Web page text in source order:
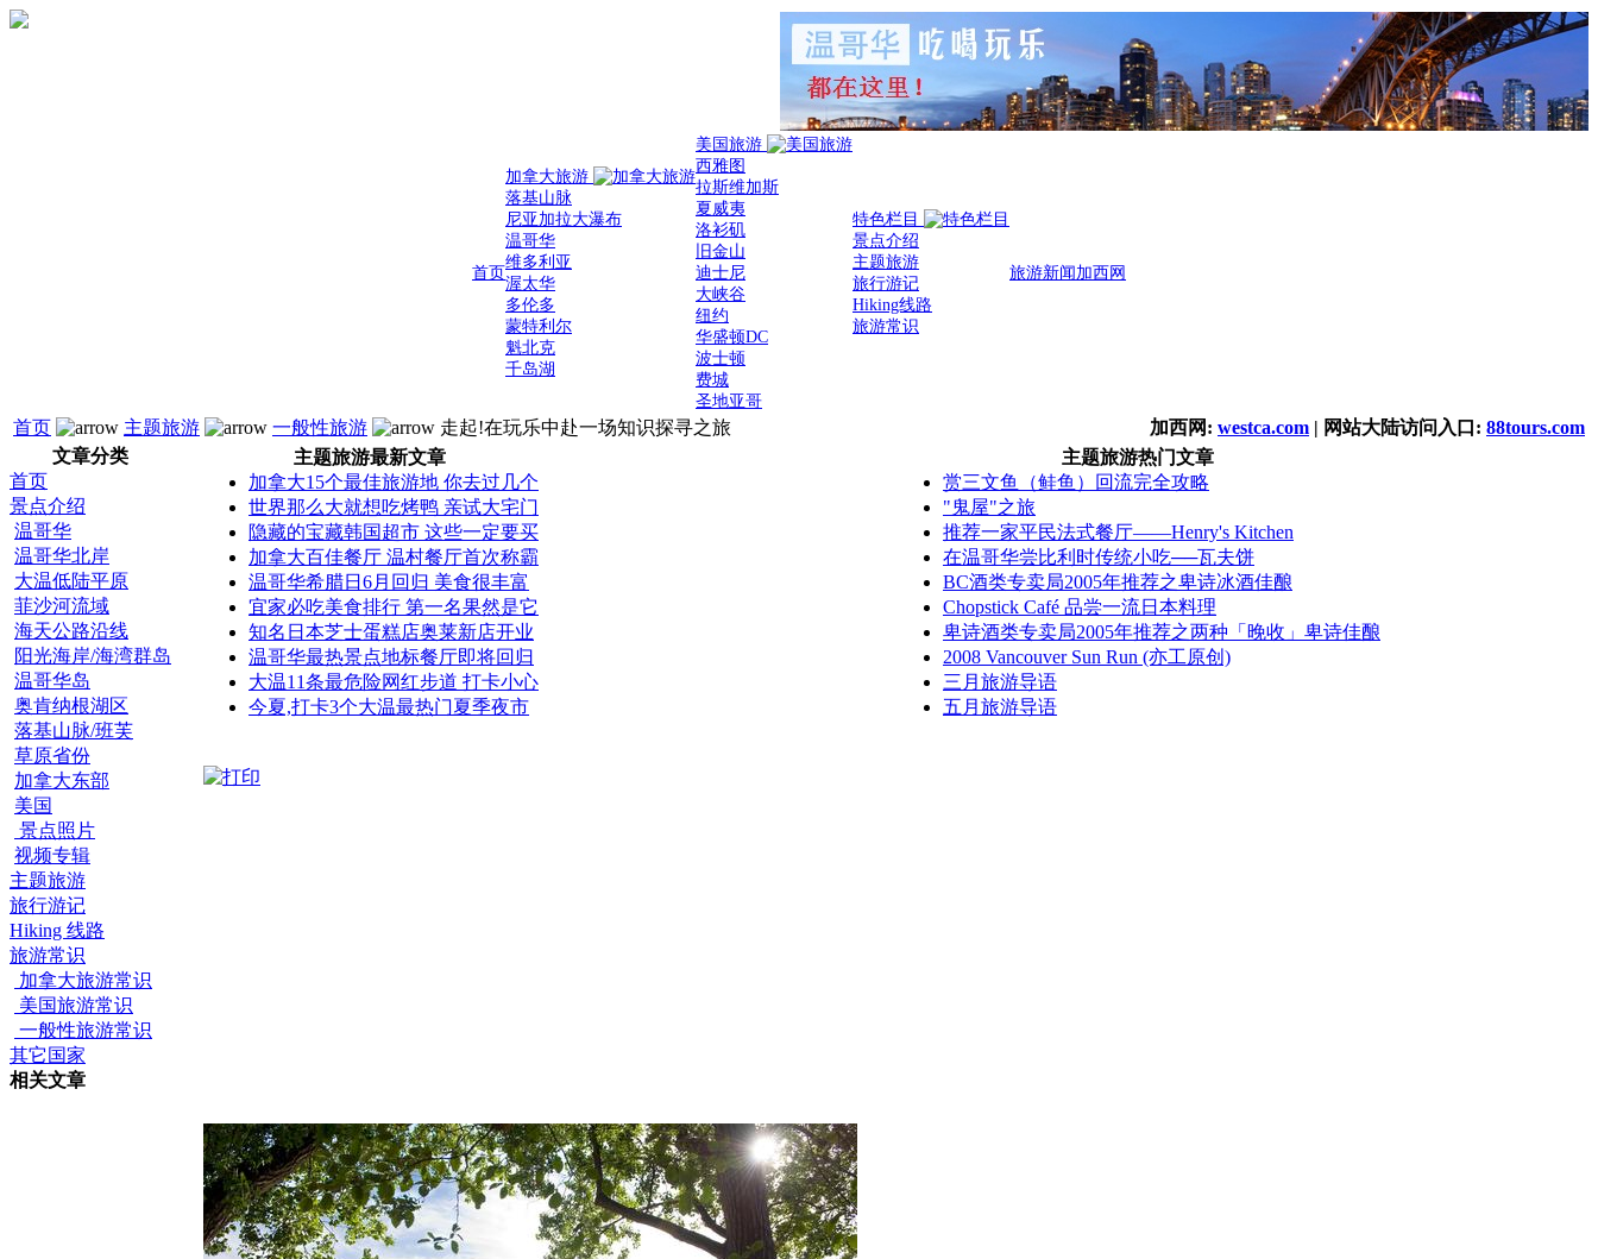
首页
加拿大旅游
落基山脉
尼亚加拉大瀑布
温哥华
维多利亚
渥太华
多伦多
蒙特利尔
魁北克
千岛湖
美国旅游
西雅图
拉斯维加斯
夏威夷
洛衫矶
旧金山
迪士尼
大峡谷
纽约
华盛顿DC
波士顿
费城
圣地亚哥
特色栏目
景点介绍
主题旅游
旅行游记
Hiking线路
旅游常识
旅游新闻 加西网
首页 主题旅游 一般性旅游 走起!在玩乐中赴一场知识探寻之旅 加西网: westca.com | 网站大陆访问入口: 88tours.com
文章分类
首页
景点介绍
温哥华
温哥华北岸
大温低陆平原
菲沙河流域
海天公路沿线
阳光海岸/海湾群岛
温哥华岛
奥肯纳根湖区
落基山脉/班芙
草原省份
加拿大东部
美国
景点照片
视频专辑
主题旅游
旅行游记
Hiking 线路
旅游常识
加拿大旅游常识
美国旅游常识
一般性旅游常识
其它国家
相关文章
主题旅游最新文章
加拿大15个最佳旅游地 你去过几个
世界那么大就想吃烤鸭 亲试大宅门
隐藏的宝藏韩国超市 这些一定要买
加拿大百佳餐厅 温村餐厅首次称霸
温哥华希腊日6月回归 美食很丰富
宜家必吃美食排行 第一名果然是它
知名日本芝士蛋糕店奥莱新店开业
温哥华最热景点地标餐厅即将回归
大温11条最危险网红步道 打卡小心
今夏,打卡3个大温最热门夏季夜市
主题旅游热门文章
赏三文鱼（鲑鱼）回流完全攻略
"鬼屋"之旅
推荐一家平民法式餐厅――Henry's Kitchen
在温哥华尝比利时传统小吃──瓦夫饼
BC酒类专卖局2005年推荐之卑诗冰酒佳酿
Chopstick Café 品尝一流日本料理
卑诗酒类专卖局2005年推荐之两种「晚收」卑诗佳酿
2008 Vancouver Sun Run (亦工原创)
三月旅游导语
五月旅游导语